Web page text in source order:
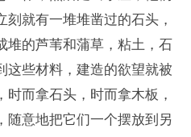
就有一堆堆凿过的石头，
堆的芦苇和蒲草，粘土，石
这些材料，建造的欲望就被
而拿石头，时而拿木板，
随意地把它们一个摆放到另